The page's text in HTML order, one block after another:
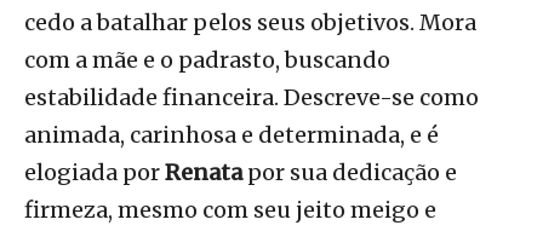
cedo a batalhar pelos seus objetivos. Mora
com a mãe e o padrasto, buscando
estabilidade financeira. Descreve-se como
animada, carinhosa e determinada, e é
elogiada porRenatapor sua dedicação e
firmeza, mesmo com seu jeito meigo e